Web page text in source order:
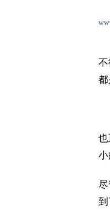
不
都
小
尽
到